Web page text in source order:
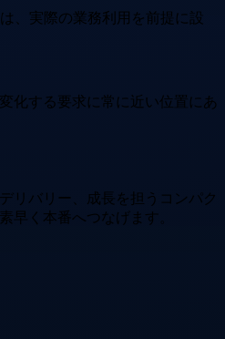
、実際の業務利用を前提に設
化する要求に常に近い位置にあ
リバリー、成長を担うコンパク
早く本番へつなげます。